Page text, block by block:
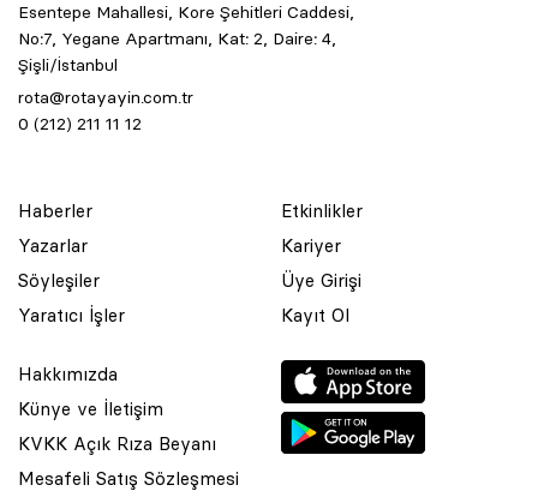
Esentepe Mahallesi, Kore Şehitleri Caddesi,
No:7, Yegane Apartmanı, Kat: 2, Daire: 4,
Şişli/İstanbul
rota@rotayayin.com.tr
0 (212) 211 11 12
Haberler
Yazarlar
Söyleşiler
Yaratıcı İşler
Etkinlikler
Kariyer
Üye Girişi
Kayıt Ol
Hakkımızda
Künye ve İletişim
KVKK Açık Rıza Beyanı
Mesafeli Satış Sözleşmesi